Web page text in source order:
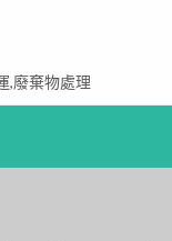
,廢棄物處理